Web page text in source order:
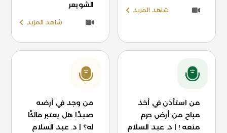
شاهد المزيد
الشويعر
شاهد المزيد
من استأذن في أخذ
مباح من أرض حرم
منعه ! | د. عبد السلام
من وجد في أرضه
صيدًا هل يعتبر مالكًا
له؟ | د. عبد السلام